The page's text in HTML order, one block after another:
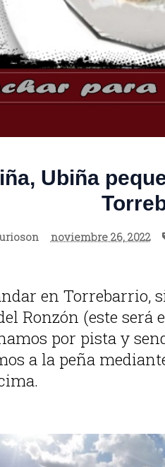
Ubiña
noviembre 26, 2022
en Torrebarrio,
Ronzón (este será
por pista y
a la peña